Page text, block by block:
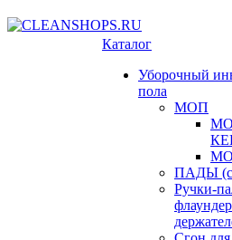
Каталог
Уборочный
пола
МОП
ПАДЫ
Ручки-